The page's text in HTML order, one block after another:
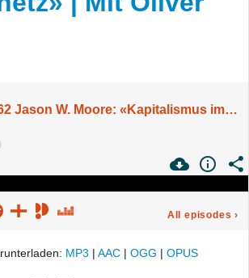
tl;dr #62 Jason W. Moore: «Kapitalismus im Lebensnetz» | Mit Oliver Pye
All episodes ›
MP3 | AAC | OGG | OPUS